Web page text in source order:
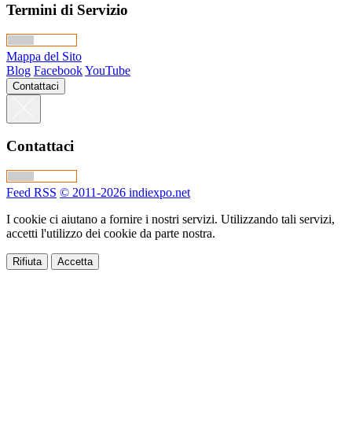
Termini di Servizio
Mappa del Sito
Blog FacebookYouTube
Contattaci
Contattaci
Feed RSS © 2011-2026 indiexpo.net
I cookie ci aiutano a fornire i nostri servizi. Utilizzando tali servizi,
accetti l'utilizzo dei cookie da parte nostra.
Rifiuta Accetta